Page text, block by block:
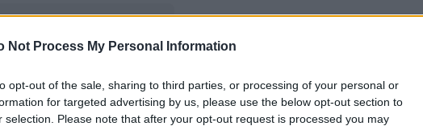
Not Process My Personal Information
opt-out of the sale, sharing to third parties, or processing of your personal or
for targeted advertising by us, please use the below opt-out section to
selection. Please note that after your opt-out request is processed you may
πιο συχνά
νησί των Ανέμων, άνοιξε τις
ΔΙΑΦΗΜΙΣΗ